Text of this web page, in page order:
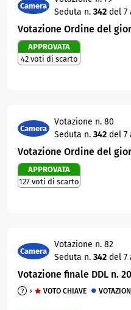
Camera
Seduta n. 342 del 7
Votazione Ordine del
APPROVATA
42 voti di scarto
Camera
Votazione n. 80
Seduta n. 342 del 7
Votazione Ordine del
APPROVATA
127 voti di scarto
Camera
Votazione n. 82
Seduta n. 342 del 7
Votazione finale DDL n.
VOTO CHIAVE